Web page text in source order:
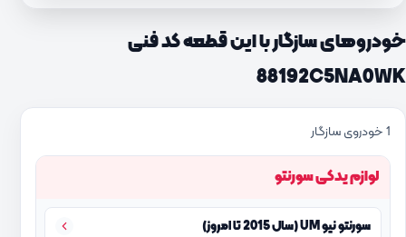
خودروهای سازگار با این قطعه کد فنی
88192C5NA0WK
1 خودروی سازگار
لوازم یدکی سورنتو
سورنتو نیو UM (سال 2015 تا امروز)